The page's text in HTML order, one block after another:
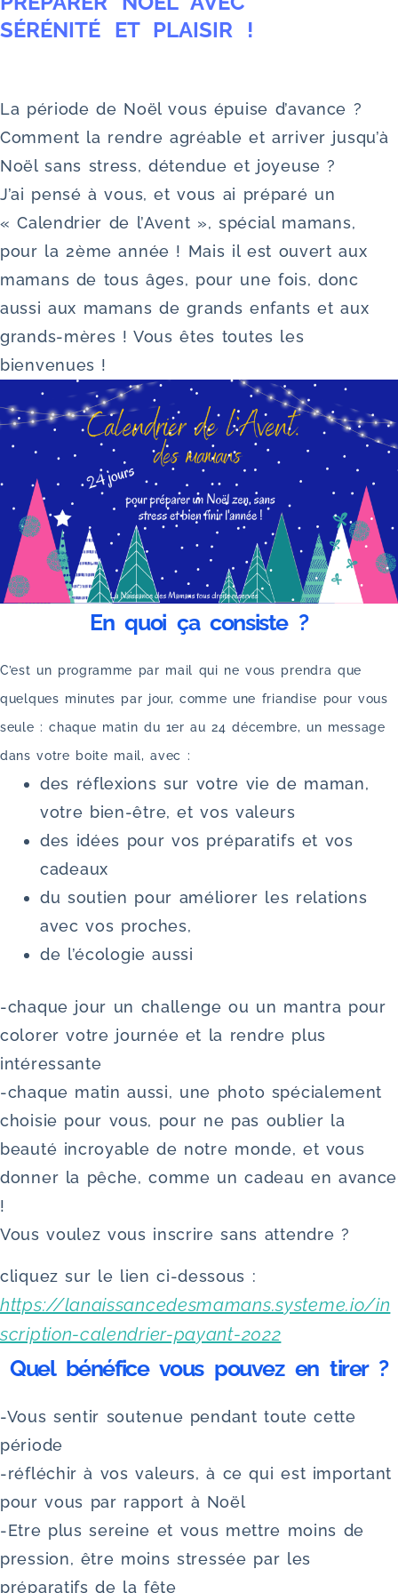
SÉRÉNITÉ ET PLAISIR !
La période de Noël vous épuise d’avance ?
Comment la rendre agréable et arriver jusqu’à
Noël sans stress, détendue et joyeuse ?
J’ai pensé à vous, et vous ai préparé un
« Calendrier de l’Avent », spécial mamans,
pour la 2ème année ! Mais il est ouvert aux
mamans de tous âges, pour une fois, donc
aussi aux mamans de grands enfants et aux
grands-mères ! Vous êtes toutes les
bienvenues !
En quoi ça consiste ?
C’est un programme par mail qui ne vous prendra que
quelques minutes par jour, comme une friandise pour vous
seule : chaque matin du 1er au 24 décembre, un message
dans votre boite mail, avec :
des réflexions sur votre vie de maman,
votre bien-être, et vos valeurs
des idées pour vos préparatifs et vos
cadeaux
du soutien pour améliorer les relations
avec vos proches,
de l’écologie aussi
-chaque jour un challenge ou un mantra pour
colorer votre journée et la rendre plus
intéressante
-chaque matin aussi, une photo spécialement
choisie pour vous, pour ne pas oublier la
beauté incroyable de notre monde, et vous
donner la pêche, comme un cadeau en avance
!
Vous voulez vous inscrire sans attendre ?
cliquez sur le lien ci-dessous :
https://lanaissancedesmamans.systeme.io/in
scription-calendrier-payant-2022
Quel bénéfice vous pouvez en tirer ?
-Vous sentir soutenue pendant toute cette
période
-réfléchir à vos valeurs, à ce qui est important
pour vous par rapport à Noël
-Etre plus sereine et vous mettre moins de
pression, être moins stressée par les
préparatifs de la fête